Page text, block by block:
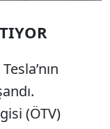
(ÖTV)